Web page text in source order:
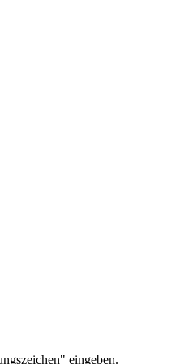
eingeben.